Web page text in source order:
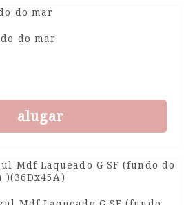
do mar
alugar